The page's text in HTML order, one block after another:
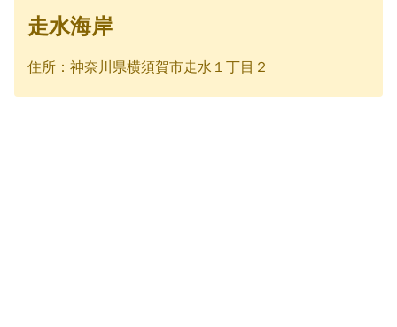
走水海岸
住所：神奈川県横須賀市走水１丁目２